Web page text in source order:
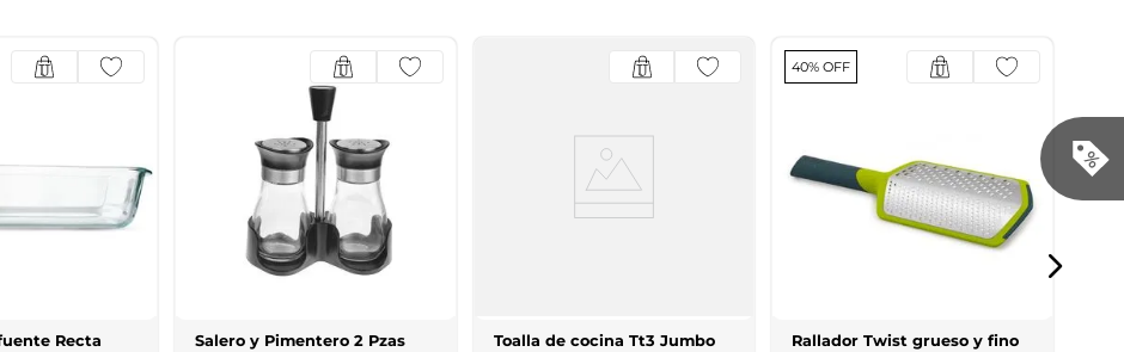
Recta
Salero y Pimentero 2 Pzas
Toalla de cocina Tt3 Jumbo
40% OFF
Rallador Twist grueso y fino